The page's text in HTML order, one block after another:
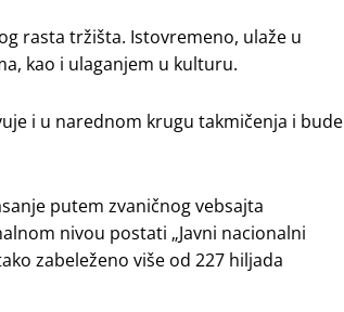
rasta tržišta. Istovremeno, ulaže u
kao i ulaganjem u kulturu.
i u narednom krugu takmičenja i bude
putem zvaničnog vebsajta
nivou postati „Javni nacionalni
zabeleženo više od 227 hiljada